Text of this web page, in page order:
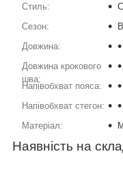
Стиль:
Сезон:
Довжина:
Довжина крокового
шва:
Напівобхват пояса:
Напівобхват стегон:
Матеріал:
Наявність на